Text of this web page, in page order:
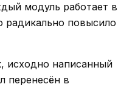
модуль работает в
радикально повысило
исходно написанный
перенесён в